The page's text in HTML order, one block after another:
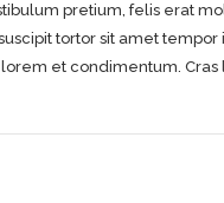
pretium, felis erat
tortor sit amet
et condimentum. Cras